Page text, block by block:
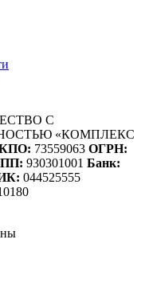
С
«КОМПЛЕКС
73559063 ОГРН:
930301001 Банк:
044525555